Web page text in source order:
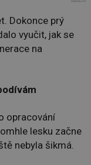
Dokonce prý
vyučit, jak se
na
opracování
lesku začne
nebyla šikmá.